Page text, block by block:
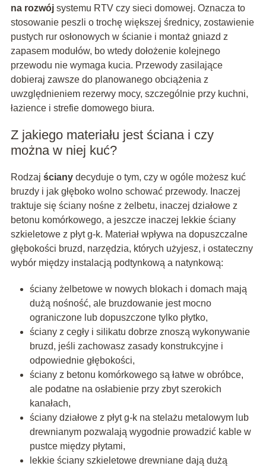
na rozwójsystemu RTV czy sieci domowej. Oznacza to
stosowanie peszli o trochę większej średnicy, zostawienie
pustych rur osłonowych w ścianie i montaż gniazd z
zapasem modułów, bo wtedy dołożenie kolejnego
przewodu nie wymaga kucia. Przewody zasilające
dobieraj zawsze do planowanego obciążenia z
uwzględnieniem rezerwy mocy, szczególnie przy kuchni,
łazience i strefie domowego biura.
Z jakiego materiału jest ściana i czy
można w niej kuć?
Rodzaj ścianydecyduje o tym, czy w ogóle możesz kuć
bruzdy i jak głęboko wolno schować przewody. Inaczej
traktuje się ściany nośne z żelbetu, inaczej działowe z
betonu komórkowego, a jeszcze inaczej lekkie ściany
szkieletowe z płyt g-k. Materiał wpływa na dopuszczalne
głębokości bruzd, narzędzia, których użyjesz, i ostateczny
wybór między instalacją podtynkową a natynkową:
ściany żelbetowe w nowych blokach i domach mają
dużą nośność, ale bruzdowanie jest mocno
ograniczone lub dopuszczone tylko płytko,
ściany z cegły i silikatu dobrze znoszą wykonywanie
bruzd, jeśli zachowasz zasady konstrukcyjne i
odpowiednie głębokości,
ściany z betonu komórkowego są łatwe w obróbce,
ale podatne na osłabienie przy zbyt szerokich
kanałach,
ściany działowe z płyt g-k na stelażu metalowym lub
drewnianym pozwalają wygodnie prowadzić kable w
pustce między płytami,
lekkie ściany szkieletowe drewniane dają dużą